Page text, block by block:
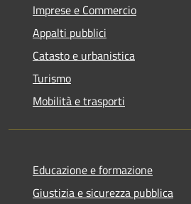
Imprese e Commercio
Appalti pubblici
Catasto e urbanistica
Turismo
Mobilità e trasporti
Educazione e formazione
Giustizia e sicurezza pubblica